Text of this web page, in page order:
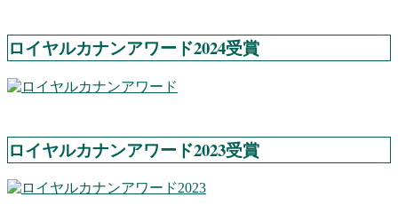
ロイヤルカナンアワード2024受賞
ロイヤルカナンアワード2023受賞